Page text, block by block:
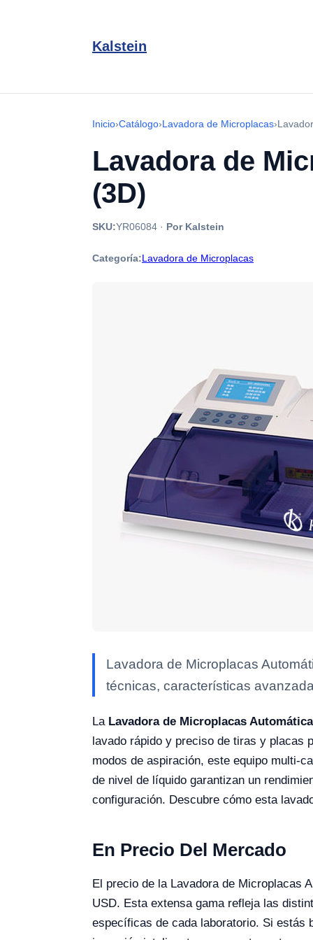
Kalstein
Inicio›Catálogo›Lavadora de Microplacas›
Lavadora de
(3D)
SKU:YR06084 · Por Kalstein
Categoría:Lavadora de Microplacas
Lavadora de Microplacas
técnicas, características
La Lavadora de Microplacas
lavado rápido y preciso de tiras y placas
modos de aspiración, este equipo multi-
de nivel de líquido garantizan un
configuración. Descubre cómo esta
En Precio Del Mercado
El precio de la Lavadora de Microplacas
USD. Esta extensa gama refleja las
específicas de cada laboratorio. Si estás